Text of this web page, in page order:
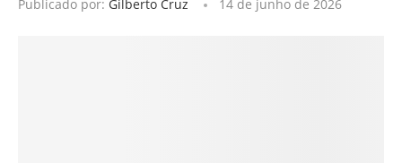
Publicado por: Gilberto Cruz 14 de junho de 2026